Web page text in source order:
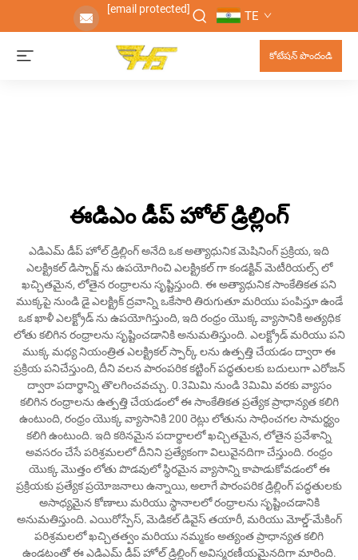
[email protected] TE
కోటేషన్ పొందండి
ఈడిఎం డీప్ హోల్ డ్రిల్లింగ్
ఎడిఎమ్ డీప్ హోల్ డ్రిల్లింగ్ అనేది ఒక అత్యాధునిక మెషినింగ్ ప్రక్రియ, ఇది
ఎలక్ట్రికల్ డిస్చార్జ్ ను ఉపయోగించి ఎలక్ట్రికల్ గా కండక్టివ్ మెటీరియల్స్ లో
ఖచ్చితమైన, లోతైన రంధ్రాలను సృష్టిస్తుంది. ఈ అత్యాధునిక సాంకేతికత పని
ముక్కపై నుండి డై ఎలక్ట్రిక్ ద్రవాన్ని ఒకేసారి తిరుగుతూ మరియు పంపిస్తూ ఉండే
ఒక ఖాళీ ఎలక్ట్రోడ్ ను ఉపయోగిస్తుంది, ఇది రంధ్రం యొక్క వ్యాసానికి అత్యధిక
లోతు కలిగిన రంధ్రాలను సృష్టించడానికి అనుమతిస్తుంది. ఎలక్ట్రోడ్ మరియు పని
ముక్క మధ్య నియంత్రిత ఎలక్ట్రికల్ స్పార్క్ లను ఉత్పత్తి చేయడం ద్వారా ఈ
ప్రక్రియ పనిచేస్తుంది, దీని వలన పారంపరిక కట్టింగ్ పద్ధతులకు బదులుగా ఎరోజన్
ద్వారా పదార్థాన్ని తొలగించవచ్చు. 0.3మిమి నుండి 3మిమి వరకు వ్యాసం
కలిగిన రంధ్రాలను ఉత్పత్తి చేయడంలో ఈ సాంకేతికత ప్రత్యేక ప్రాధాన్యత కలిగి
ఉంటుంది, రంధ్రం యొక్క వ్యాసానికి 200 రెట్లు లోతును సాధించగల సామర్థ్యం
కలిగి ఉంటుంది. ఇది కఠినమైన పదార్థాలలో ఖచ్చితమైన, లోతైన ప్రవేశాన్ని
అవసరం చేసే పరిశ్రమలలో దీనిని ప్రత్యేకంగా విలువైనదిగా చేస్తుంది. రంధ్రం
యొక్క మొత్తం లోతు పొడవులో స్థిరమైన వ్యాసాన్ని కాపాడుకోవడంలో ఈ
ప్రక్రియకు ప్రత్యేక ప్రయోజనాలు ఉన్నాయి, అలాగే పారంపరిక డ్రిల్లింగ్ పద్ధతులకు
అసాధ్యమైన కోణాలు మరియు స్థానాలలో రంధ్రాలను సృష్టించడానికి
అనుమతిస్తుంది. ఎయిరోస్పేస్, మెడికల్ డివైస్ తయారీ, మరియు మోల్డ్-మేకింగ్
పరిశ్రమలలో ఖచ్చితత్వం మరియు నమ్మకం అత్యంత ప్రాధాన్యత కలిగి
ఉండటంతో ఈ ఎడిఎమ్ డీప్ హోల్ డ్రిల్లింగ్ అవిస్మరణీయమైనదిగా మారింది.